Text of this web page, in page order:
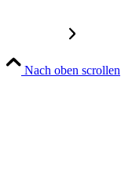
Nach oben scrollen